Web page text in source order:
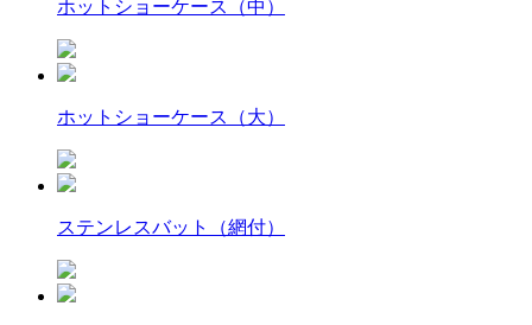
ホットショーケース（中）
ホットショーケース（大）
ステンレスバット（網付）